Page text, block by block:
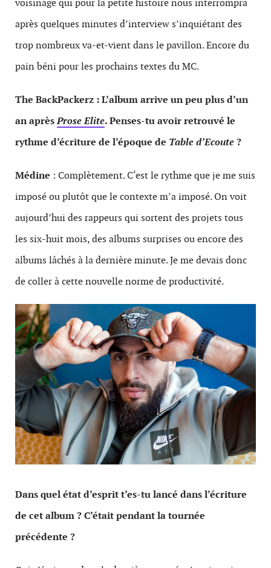
voisinage qui pour la petite histoire nous interrompra
après quelques minutes d’interview s’inquiétant des
trop nombreux va-et-vient dans le pavillon. Encore du
pain béni pour les prochains textes du MC.
The BackPackerz : L’album arrive un peu plus d’un
an aprèsProse Elite. Penses-tu avoir retrouvé le
rythme d’écriture de l’époque de Table d’Ecoute ?
Médine : Complètement. C‘est le rythme que je me suis
imposé ou plutôt que le contexte m’a imposé. On voit
aujourd’hui des rappeurs qui sortent des projets tous
les six-huit mois, des albums surprises ou encore des
albums lâchés à la dernière minute. Je me devais donc
de coller à cette nouvelle norme de productivité.
Dans quel état d’esprit t’es-tu lancé dans l’écriture
de cet album ? C’était pendant la tournée
précédente ?